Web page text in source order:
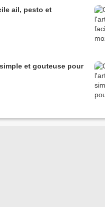
ail, pesto et
et gouteuse pour